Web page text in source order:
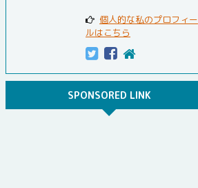
個人的な私のプロフィー
ルはこちら
SPONSORED LINK